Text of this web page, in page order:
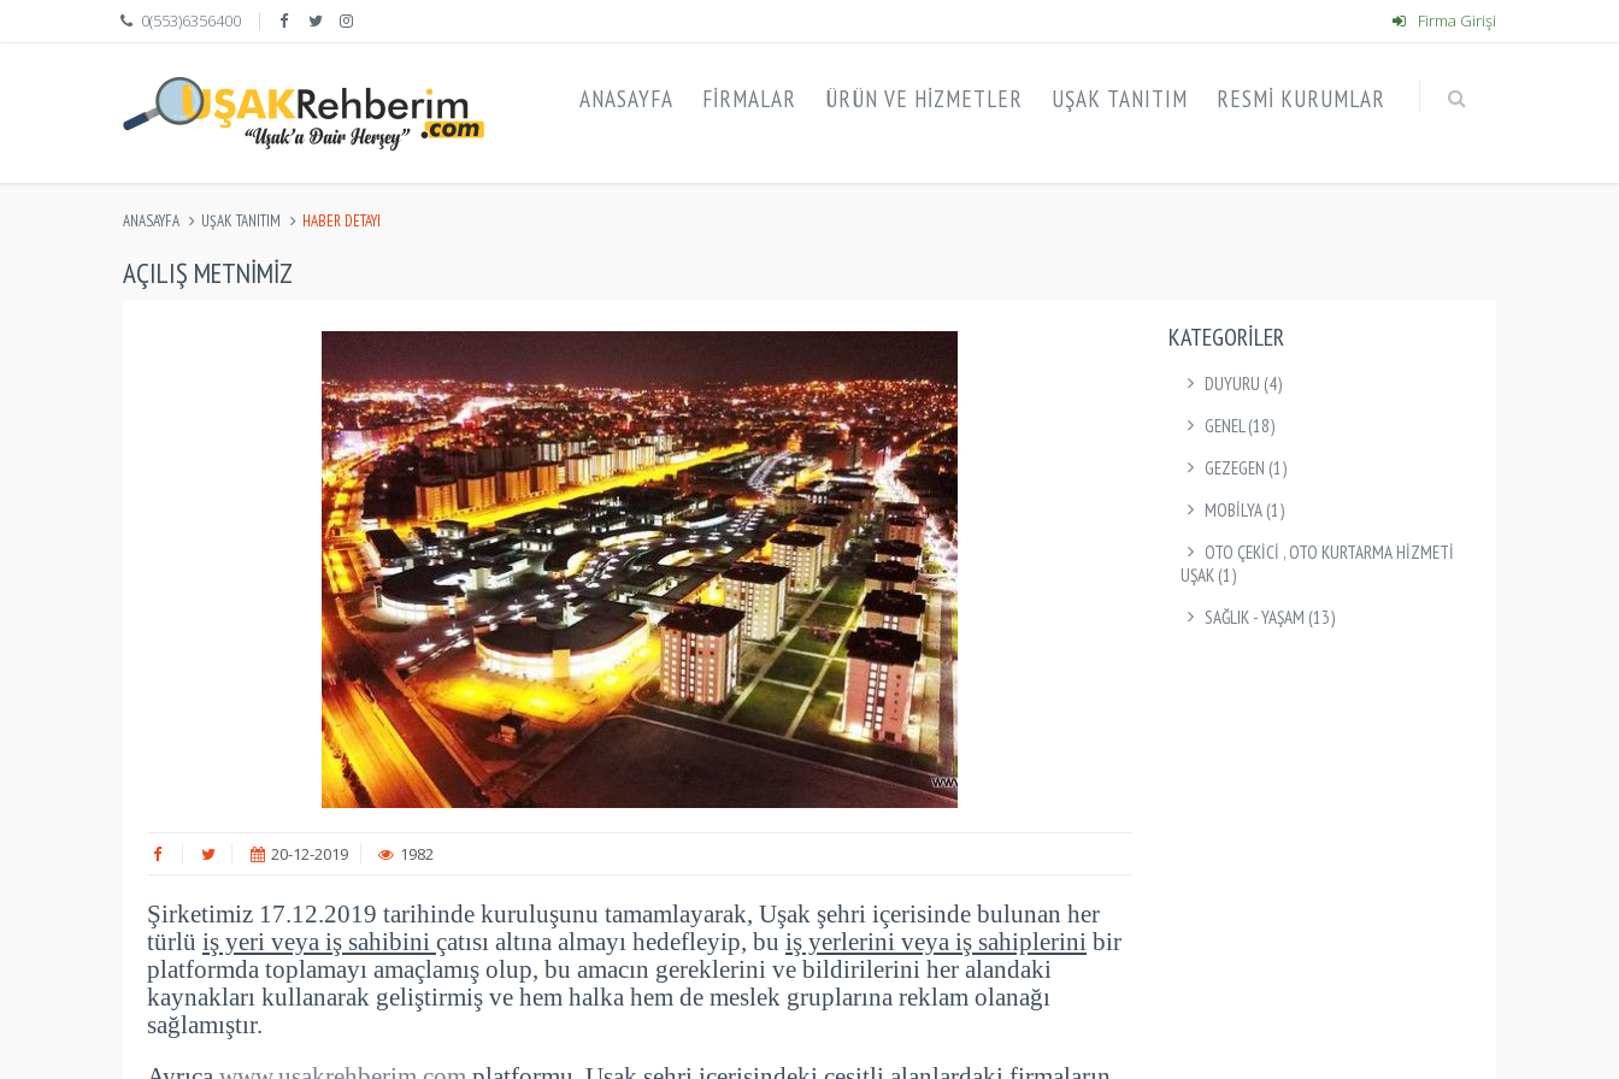
0(553)6356400 Firma Girişi
ANASAYFA FIRMALAR ÜRÜN VE HIZMETLER UŞAK TANITIM RESMI KURUMLAR
ANASAYFA UŞAK TANITIM HABER DETAYI
AÇILIŞ METNIMIZ
20-12-2019 1982
Şirketimiz 17.12.2019 tarihinde kuruluşunu tamamlayarak, Uşak şehri içerisinde bulunan her
türlü iş yeri veya iş sahibini çatısı altına almayı hedefleyip, bu iş yerlerini veya iş sahiplerini bir
platformda toplamayı amaçlamış olup, bu amacın gereklerini ve bildirilerini her alandaki
kaynakları kullanarak geliştirmiş ve hem halka hem de meslek gruplarına reklam olanağı
sağlamıştır.
KATEGORILER
DUYURU (4)
GENEL(18)
GEZEGEN (1)
MOBİLYA (1)
OTO ÇEKİCİ , OTO KURTARMA HİZMETİ
UŞAK (1)
SAĞLIK - YAŞAM (13)